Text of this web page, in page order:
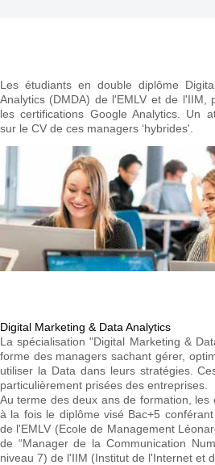
Les étudiants en double diplôme
Analytics (DMDA) de l'EMLV et de l'IIM,
les certifications Google Analytics. Un
sur le CV de ces managers ‘hybrides'.
Digital Marketing & Data Analytics
La spécialisation "Digital Marketing &
forme des managers sachant gérer,
utiliser la Data dans leurs stratégies.
particulièrement prisées des entreprises.
Au terme des deux ans de formation, les
à la fois le diplôme visé Bac+5
de l'EMLV (Ecole de Management
de “Manager de la Communication
niveau 7) de l'IIM (Institut de l'Internet et